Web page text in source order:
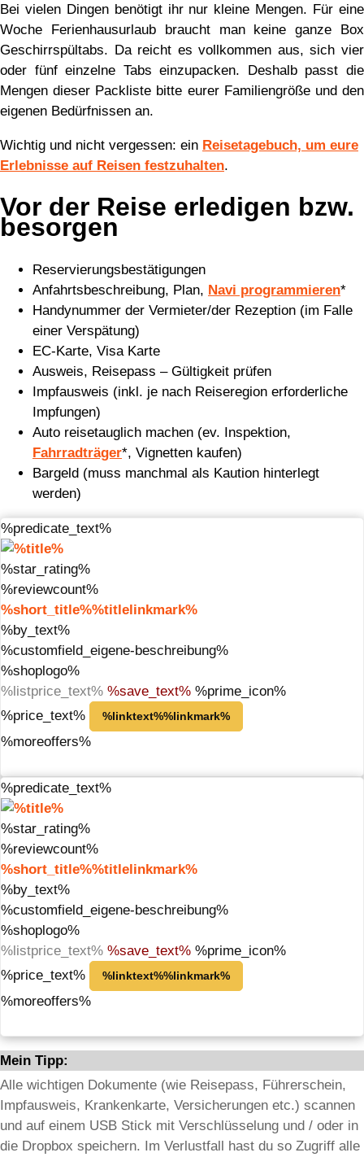
Bei vielen Dingen benötigt ihr nur kleine Mengen. Für eine
Woche Ferienhausurlaub braucht man keine ganze Box
Geschirrspültabs. Da reicht es vollkommen aus, sich vier
oder fünf einzelne Tabs einzupacken. Deshalb passt die
Mengen dieser Packliste bitte eurer Familiengröße und den
eigenen Bedürfnissen an.
Wichtig und nicht vergessen: ein Reisetagebuch, um eure
Erlebnisse auf Reisen festzuhalten.
Vor der Reise erledigen bzw.
besorgen
Reservierungsbestätigungen
Anfahrtsbeschreibung, Plan, Navi programmieren*
Handynummer der Vermieter/der Rezeption (im Falle
einer Verspätung)
EC-Karte, Visa Karte
Ausweis, Reisepass – Gültigkeit prüfen
Impfausweis (inkl. je nach Reiseregion erforderliche
Impfungen)
Auto reisetauglich machen (ev. Inspektion,
Fahrradträger*, Vignetten kaufen)
Bargeld (muss manchmal als Kaution hinterlegt
werden)
%predicate_text%
%star_rating%
%reviewcount%
%short_title%%titlelinkmark%
%by_text%
%customfield_eigene-beschreibung%
%shoplogo%
%listprice_text% %save_text% %prime_icon%
%price_text%
%linktext%%linkmark%
%moreoffers%
%predicate_text%
%star_rating%
%reviewcount%
%short_title%%titlelinkmark%
%by_text%
%customfield_eigene-beschreibung%
%shoplogo%
%listprice_text% %save_text% %prime_icon%
%price_text%
%linktext%%linkmark%
%moreoffers%
Mein Tipp:
Alle wichtigen Dokumente (wie Reisepass, Führerschein,
Impfausweis, Krankenkarte, Versicherungen etc.) scannen
und auf einem USB Stick mit Verschlüsselung und / oder in
die Dropbox speichern. Im Verlustfall hast du so Zugriff alle